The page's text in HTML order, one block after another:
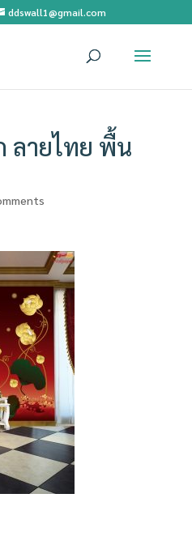
ddswall1@gmail.com
ลายไทย พื้น